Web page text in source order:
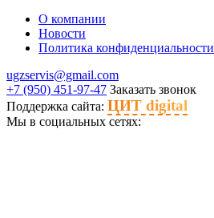
О компании
Новости
Политика конфиденциальности
ugzservis@gmail.com
+7 (950) 451-97-47 Заказать звонок
Поддержка сайта: ЦИТ digital
Мы в социальных сетях: